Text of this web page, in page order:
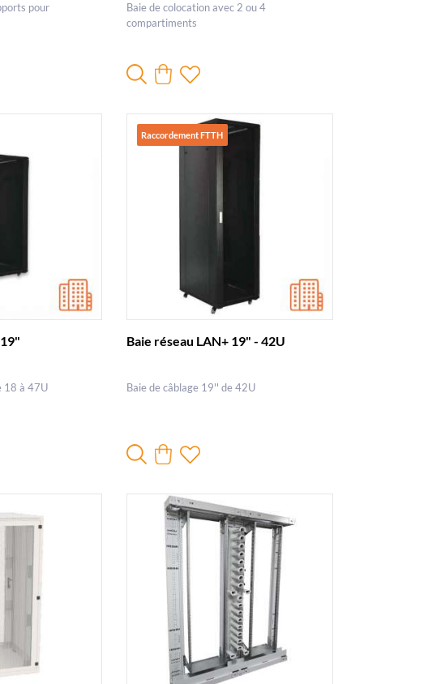
pour
Baie de colocation avec 2 ou 4
compartiments
18 à 47U
Raccordement FTTH
Baie réseau LAN+ 19" - 42U
Baie de câblage 19'' de 42U